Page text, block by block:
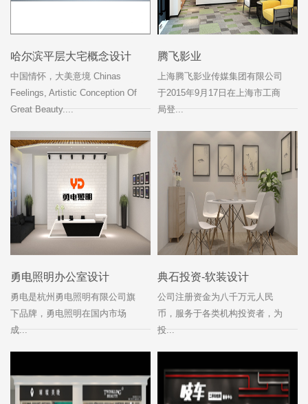
哈尔滨平层大宅概念设计
中国情怀，大美意境 Chinas
Feelings, Artistic Conception Of
Great Beauty....
腾飞影业
上海腾飞影业传媒集团有限公司
于2015年9月17日在上海市工商
局登...
勇电照明办公室设计
勇电是杭州勇电照明有限公司旗
下品牌，勇电照明在国内市场
成...
典石投资-软装设计
公司注册资金为八千万元人民
币，服务于各类机构投资者，为
投...